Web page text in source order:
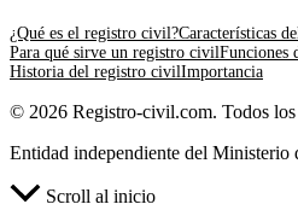
¿Qué es el registro civil?Características
Para qué sirve un registro civilFunciones
Historia del registro civilImportancia
© 2026 Registro-civil.com. Todos los
Entidad independiente del Ministerio
Scroll al inicio